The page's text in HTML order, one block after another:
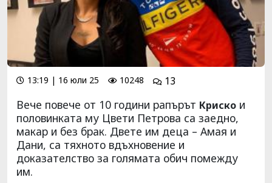
13:19 | 16 юли 25 10248 13
Вече повече от 10 години рапърът Криско и
половинката му Цвети Петрова са заедно,
макар и без брак. Двете им деца – Амая и
Дани, са тяхното вдъхновение и
доказателство за голямата обич помежду
им.